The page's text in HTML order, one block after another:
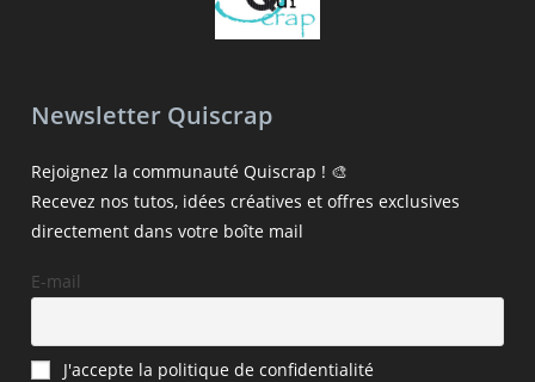
Newsletter Quiscrap
Rejoignez la communauté Quiscrap ! 🎨
Recevez nos tutos, idées créatives et offres exclusives
directement dans votre boîte mail
E-mail
J'accepte la politique de confidentialité